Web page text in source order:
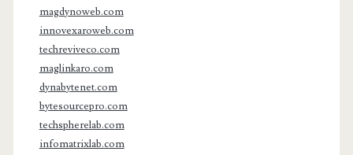
magdynoweb.com
innovexaroweb.com
techreviveco.com
maglinkaro.com
dynabytenet.com
bytesourcepro.com
techspherelab.com
infomatrixlab.com